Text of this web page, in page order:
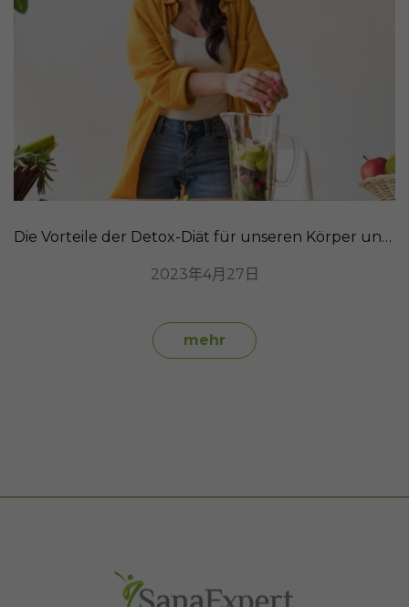
Die Vorteile der Detox-Diät für unseren Körper und wie SanaExpert LeberVital Pro helfen kann
2023年4月27日
mehr